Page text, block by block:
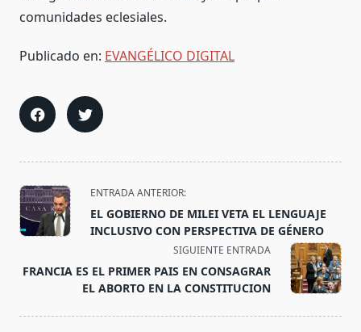
comunidades eclesiales.
Publicado en: EVANGÉLICO DIGITAL
<span
class="nav-
subtitle
reader-
text">Página</span>
ENTRADA ANTERIOR:
EL GOBIERNO DE MILEI VETA EL LENGUAJE
INCLUSIVO CON PERSPECTIVA DE GÉNERO
SIGUIENTE ENTRADA
FRANCIA ES EL PRIMER PAIS EN CONSAGRAR
EL ABORTO EN LA CONSTITUCION